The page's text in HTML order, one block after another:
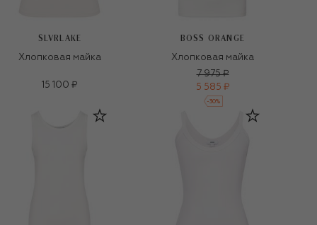
SLVRLAKE
Хлопковая майка
15 100 ₽
BOSS ORANGE
Хлопковая майка
7 975 ₽
5 585 ₽
-30%